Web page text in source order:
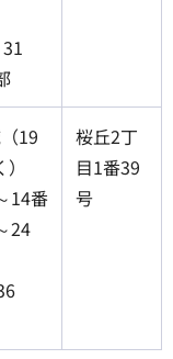
19
14番
24
桜丘2丁
目1番39
号